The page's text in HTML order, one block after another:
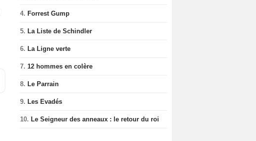
4. Forrest Gump
5. La Liste de Schindler
6. La Ligne verte
7. 12 hommes en colère
8. Le Parrain
9. Les Evadés
10. Le Seigneur des anneaux : le retour du roi